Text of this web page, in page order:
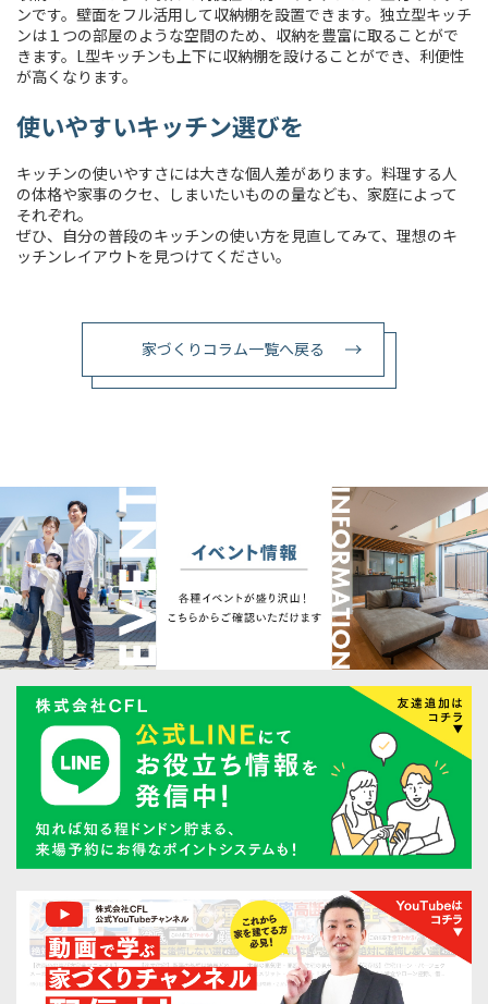
ンです。壁面をフル活用して収納棚を設置できます。独立型キッチ
ンは１つの部屋のような空間のため、収納を豊富に取ることがで
きます。L型キッチンも上下に収納棚を設けることができ、利便性
が高くなります。
使いやすいキッチン選びを
キッチンの使いやすさには大きな個人差があります。料理する人
の体格や家事のクセ、しまいたいものの量なども、家庭によって
それぞれ。
ぜひ、自分の普段のキッチンの使い方を見直してみて、理想のキ
ッチンレイアウトを見つけてください。
家づくりコラム一覧へ戻る